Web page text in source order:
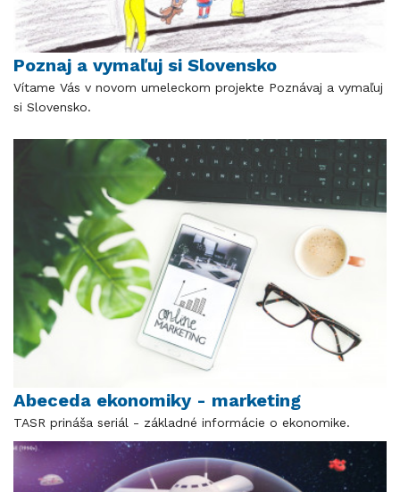
Poznaj a vymaľuj si Slovensko
Vítame Vás v novom umeleckom projekte Poznávaj a vymaľuj
si Slovensko.
Abeceda ekonomiky - marketing
TASR prináša seriál - základné informácie o ekonomike.